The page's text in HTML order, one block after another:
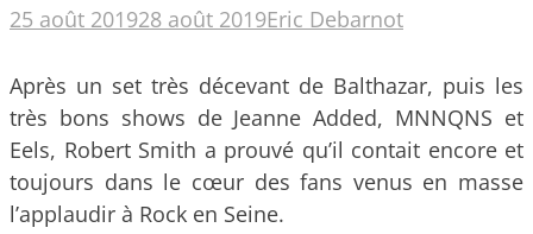
25 août 201928 août 2019Eric Debarnot
Après un set très décevant de Balthazar, puis les
très bons shows de Jeanne Added, MNNQNS et
Eels, Robert Smith a prouvé qu’il contait encore et
toujours dans le cœur des fans venus en masse
l’applaudir à Rock en Seine.